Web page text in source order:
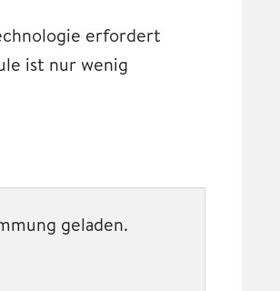
erfordert
ist nur wenig
geladen.